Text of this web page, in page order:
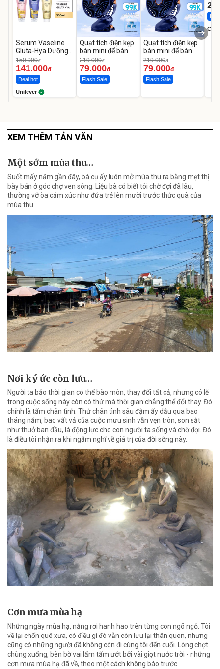
Serum Vaseline
Gluta-Hya Dưỡng
Da Sáng Mịn Sau 7
Ngày
150.000đ
141.000đ
Deal hot
Unilever
Quạt tích điện kẹp
bàn mini để bàn
219.000đ
79.000đ
Flash Sale
Quạt tích điện kẹp
bàn mini để bàn
219.000đ
79.000đ
Flash Sale
Hot
XEM THÊM TẢN VĂN
Một sớm mùa thu…
Suốt mấy năm gần đây, bà cụ ấy luôn mở mùa thu ra bằng mẹt thị
bày bán ở góc chợ ven sông. Liệu bà có biết tôi chờ đợi đã lâu,
thường vỡ òa cảm xúc như đứa trẻ lên mười trước thức quà của
mùa thu.
Nơi ký ức còn lưu…
Người ta bảo thời gian có thể bào mòn, thay đổi tất cả, nhưng có lẽ
trong cuộc sống này còn có thứ mà thời gian chẳng thể đổi thay. Đó
chính là tấm chân tình. Thứ chân tình sâu đậm ấy dẫu qua bao
tháng năm, bao vất vả của cuộc mưu sinh vẫn vẹn tròn, son sắt
như thuở ban đầu, là động lực cho con người ta sống và chờ đợi. Đó
là điều tôi nhận ra khi ngẫm nghĩ về giá trị của đời sống này.
Cơn mưa mùa hạ
Những ngày mùa hạ, nắng rơi hanh hao trên từng con ngõ ngỏ. Tôi
về lại chốn quê xưa, có điều gì đó vẫn còn lưu lại thân quen, nhưng
cũng có những người đã không còn đi cùng tôi đến cuối. Lòng chợt
chùng xuống, bên bờ vai lấm tấm ướt bởi vài giọt nước trời - những
cơn mưa mùa hạ đã về, theo một cách không báo trước.